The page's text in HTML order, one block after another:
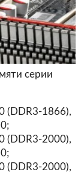
серии
(DDR3-1866),
(DDR3-2000),
(DDR3-2000),